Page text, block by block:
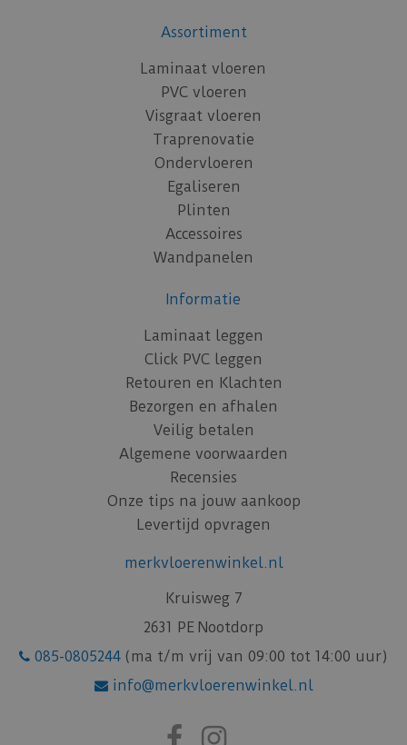
Assortiment
Laminaat vloeren
PVC vloeren
Visgraat vloeren
Traprenovatie
Ondervloeren
Egaliseren
Plinten
Accessoires
Wandpanelen
Informatie
Laminaat leggen
Click PVC leggen
Retouren en Klachten
Bezorgen en afhalen
Veilig betalen
Algemene voorwaarden
Recensies
Onze tips na jouw aankoop
Levertijd opvragen
merkvloerenwinkel.nl
Kruisweg 7
2631 PE Nootdorp
085-0805244 (ma t/m vrij van 09:00 tot 14:00 uur)
info@merkvloerenwinkel.nl